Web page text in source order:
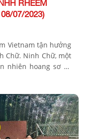
RHEEM
07/2023)
Vietnam tận hưởng
Chữ. Ninh Chữ, một
nhiên hoang sơ và